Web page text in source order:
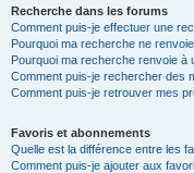
Recherche dans les forums
Comment puis-je effectuer une
Pourquoi ma recherche ne
Pourquoi ma recherche renvoie à
Comment puis-je rechercher des
Comment puis-je retrouver mes
Favoris et abonnements
Quelle est la différence entre les
Comment puis-je ajouter aux